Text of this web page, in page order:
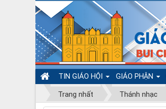
TIN GIÁO HỘI GIÁO PHẬN
Trang nhất Thánh nhạc